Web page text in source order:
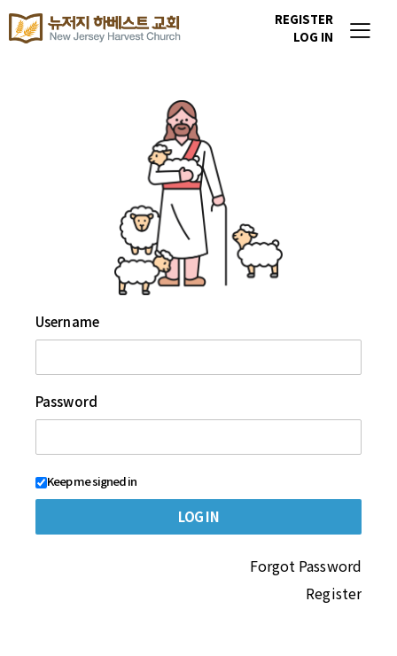
REGISTER
LOG IN
Username
Password
Keep me signed in
Forgot Password
Register